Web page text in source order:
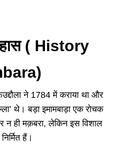
( History
ने 1784 में कराया था और
थे। बड़ा इमामबाड़ा एक रोचक
ही मक़बरा, लेकिन इस विशाल
हैं।